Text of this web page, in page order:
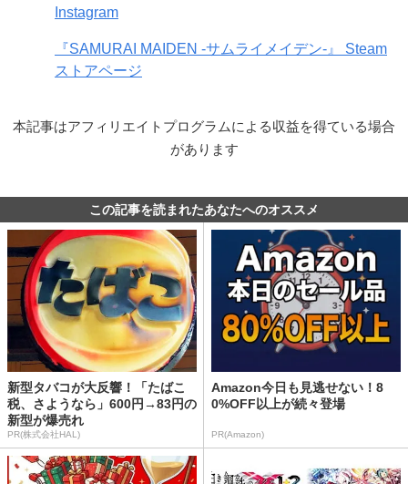
Instagram
『SAMURAI MAIDEN -サムライメイデン-』 Steam
ストアページ
本記事はアフィリエイトプログラムによる収益を得ている場合
があります
この記事を読まれたあなたへのオススメ
新型タバコが大反響！「たばこ
税、さようなら」600円→83円の
新型が爆売れ
PR(株式会社HAL)
Amazon今日も見逃せない！8
0%OFF以上が続々登場
PR(Amazon)